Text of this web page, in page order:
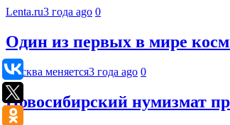
Lenta.ru3 года ago 0
Один из первых в мире
Москва меняется3 года ago 0
Новосибирский нумизмат